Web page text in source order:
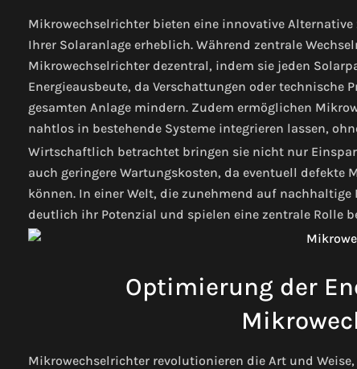
Mikrowechselrichter bieten eine innovative
Ihrer Solaranlage erheblich. Während zentrale
Mikrowechselrichter dezentral, indem sie jeden
Energieausbeute, da Verschattungen oder technische
gesamten Anlage mindern. Zudem ermöglichen
nahtlos in bestehende Systeme integrieren lassen,
Wirtschaftlich betrachtet bringen sie nicht nur
auch geringere Wartungskosten, da eventuell
können. In einer Welt, die zunehmend auf
deutlich ihr Potenzial und spielen eine zentrale Rolle
Optimierung der
Mikrowechselrichter revolutionieren die Art und